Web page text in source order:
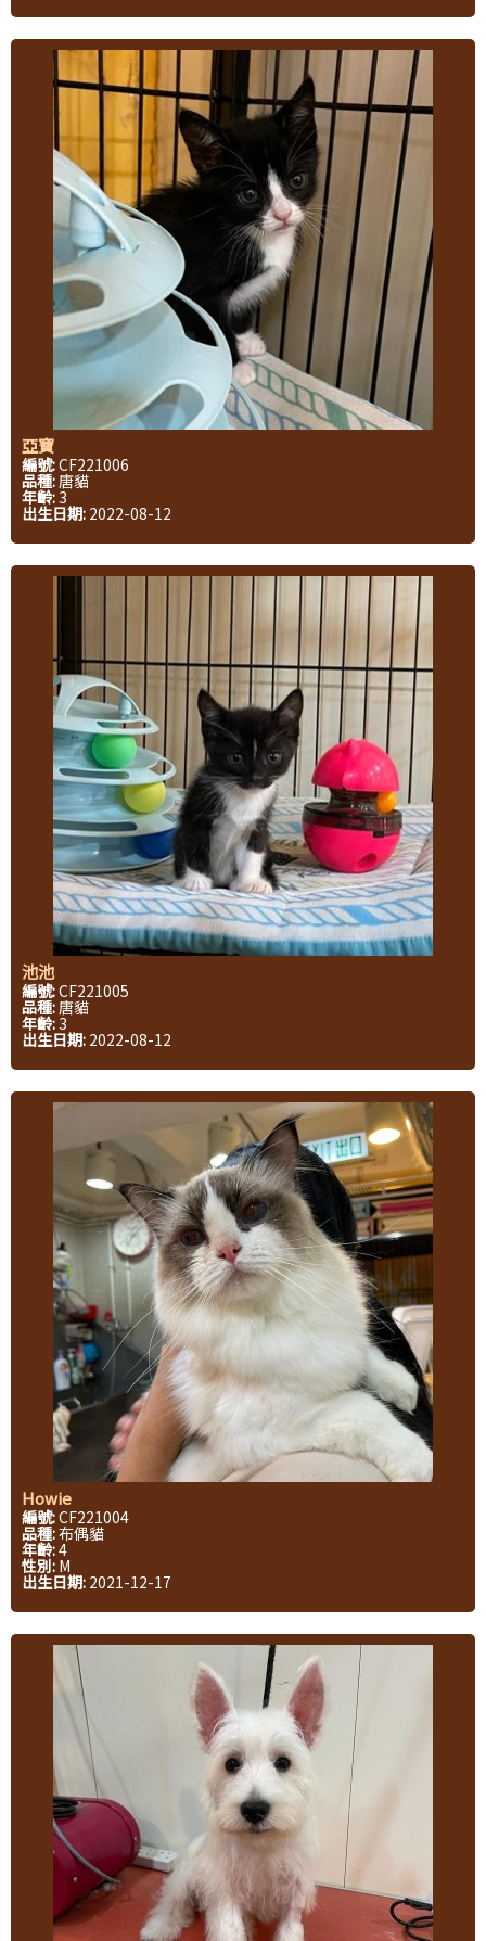
亞寶
編號:CF221006
品種:唐貓
年齡:3
出生日期: 2022-08-12
池池
編號:CF221005
品種:唐貓
年齡:3
出生日期: 2022-08-12
Howie
編號:CF221004
品種:布偶貓
年齡:4
性別: M
出生日期: 2021-12-17